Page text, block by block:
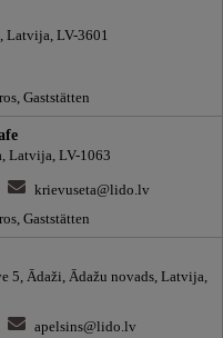
Latvija, LV-3601
Gaststätten
Latvija, LV-1063
krievuseta@lido.lv
Gaststätten
5, Ādaži, Ādažu novads, Latvija,
apelsins@lido.lv